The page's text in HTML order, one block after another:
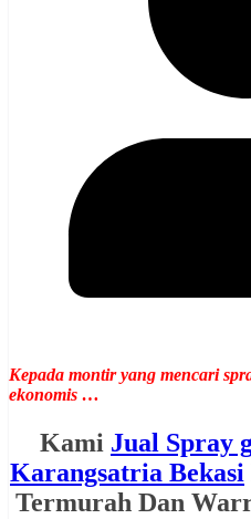
Kepada montir yang mencari
ekonomis …
Kami Jual Spray
Karangsatria Bekasi
Termurah Dan